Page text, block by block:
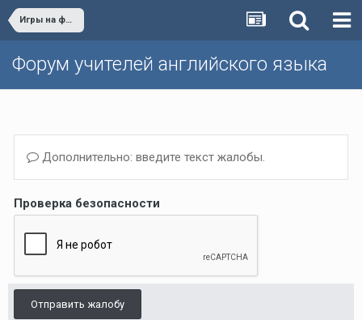
Игры на форуме
Форум учителей английского языка
Дополнительно: введите текст жалобы.
Проверка безопасности
Отправить жалобу